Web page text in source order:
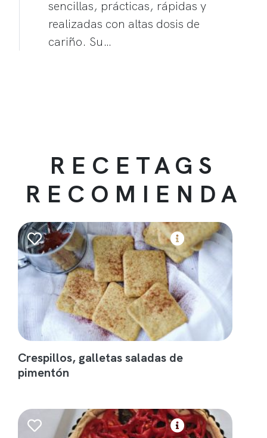
sencillas, prácticas, rápidas y
realizadas con altas dosis de
cariño. Su…
RECETAGS
RECOMIENDA
Crespillos, galletas saladas de
pimentón